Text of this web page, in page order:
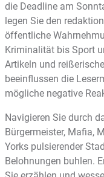
die Deadline am
legen Sie den
öffentliche
Kriminalität bis Sport
Artikeln und
beeinflussen die
mögliche negative
Navigieren Sie durch
Bürgermeister, Mafia,
Yorks pulsierender
Belohnungen buhlen.